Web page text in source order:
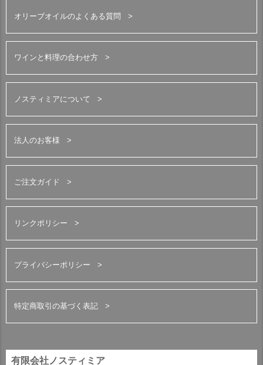
オリーブオイルのよくある質問
ワインと料理の合わせ方
ノスティミアについて
法人のお客様
ご注文ガイド
リンクポリシー
プライバシーポリシー
特定商取引の基づく表記
有限会社ノスティミア